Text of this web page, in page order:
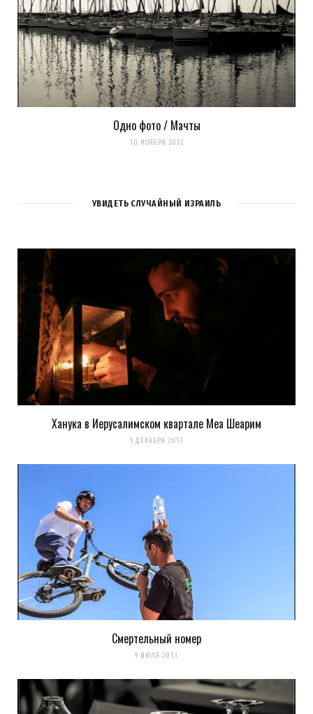
Одно фото / Мачты
10 НОЯБРЯ 2012
УВИДЕТЬ СЛУЧАЙНЫЙ ИЗРАИЛЬ
Ханука в Иерусалимском квартале Меа Шеарим
5 ДЕКАБРЯ 2013
Смертельный номер
9 ИЮЛЯ 2013